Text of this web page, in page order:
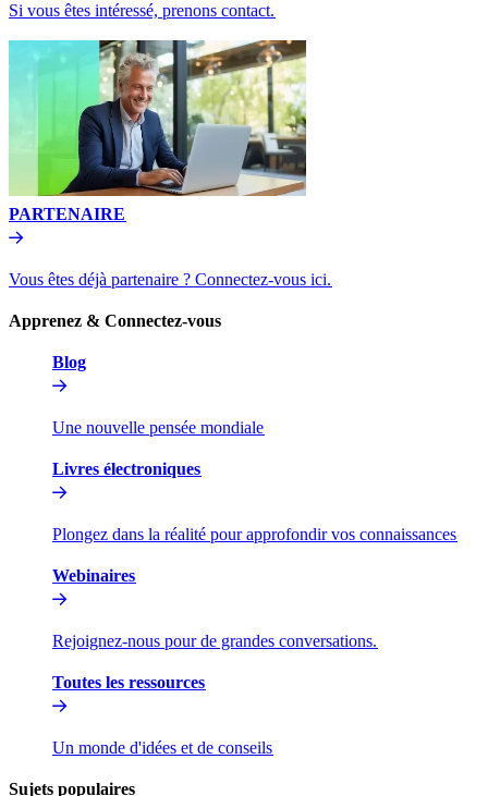
Si vous êtes intéressé, prenons contact.​​
PARTENAIRE​​
Vous êtes déjà partenaire ? Connectez-vous ici.​​
Apprenez & Connectez-vous​​
Blog​​
Une nouvelle pensée mondiale​​
Livres électroniques​​
Plongez dans la réalité pour approfondir vos connaissances​​
Webinaires​​
Rejoignez-nous pour de grandes conversations.​​
Toutes les ressources​​
Un monde d'idées et de conseils​​
Sujets populaires​​